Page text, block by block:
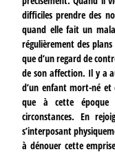
difficiles prendre des
quand elle fait un
régulièrement des
que d’un regard de
de son affection. Il y a
d’un enfant mort-né et
que à cette époque
circonstances. En
s’interposant
à dénouer cette